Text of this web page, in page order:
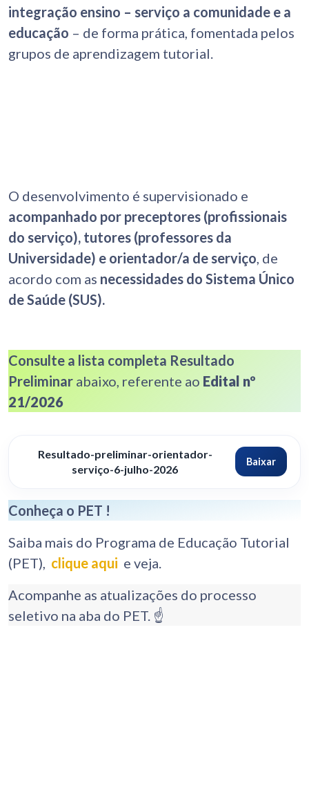
integração ensino – serviço a comunidade e a
educação – de forma prática, fomentada pelos
grupos de aprendizagem tutorial.
O desenvolvimento é supervisionado e
acompanhado por preceptores (profissionais
do serviço), tutores (professores da
Universidade) e orientador/a de serviço , de
acordo com as necessidades do Sistema Único
de Saúde (SUS).
Consulte a lista completa Resultado
Preliminar abaixo, referente ao Edital nº
21/2026
Resultado-preliminar-orientador-
serviço-6-julho-2026
Baixar
Conheça o PET !
Saiba mais do Programa de Educação Tutorial
(PET), clique aqui e veja.
Acompanhe as atualizações do processo
seletivo na aba do PET. ☝️